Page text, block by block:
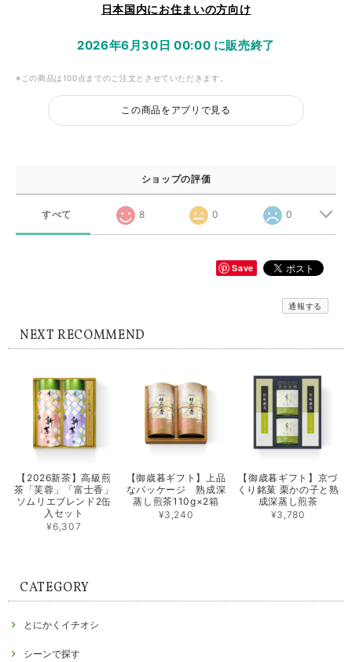
日本国内にお住まいの方向け
2026年6月30日 00:00 に販売終了
※この商品は100点までのご注文とさせていただきます。
この商品をアプリで見る
ショップの評価
すべて 8 0 0
Save
通報する
NEXT RECOMMEND
【2026新茶】高級煎
茶「芙蓉」「富士香」
ソムリエブレンド2缶
入セット
¥6,307
【御歳暮ギフト】上品
なパッケージ 熟成深
蒸し煎茶110g×2箱
¥3,240
【御歳暮ギフト】京づ
くり銘菓 栗かの子と熟
成深蒸し煎茶
¥3,780
CATEGORY
とにかくイチオシ
シーンで探す